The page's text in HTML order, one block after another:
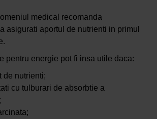
medical recomanda
asigurati aportul de nutrienti in primul
pentru energie pot fi insa utile daca:
de nutrienti;
cu tulburari de absorbtie a